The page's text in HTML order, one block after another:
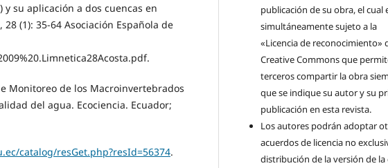
y su aplicación a dos cuencas en
(1): 35-64 Asociación Española de
Monitoreo de los Macroinvertebrados
del agua. Ecociencia. Ecuador;
catalog/resGet.php?resId=56374.
publicación de su obra, el cual
simultáneamente sujeto a la
«Licencia de reconocimiento»
Creative Commons que
terceros compartir la obra
que se indique su autor y su
publicación en esta revista.
Los autores podrán adoptar
acuerdos de licencia no
distribución de la versión de la